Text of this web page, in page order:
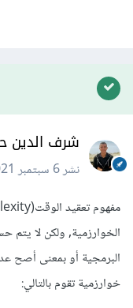
شرف الدين
نشر6 سبتمبر 2021
الخوارزمية, ولكن ﻻ يتم
البرمجية أو بمعنى أصح
خوارزمية تقوم بالتالي: